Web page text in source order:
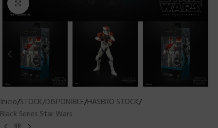
Clic para ampliar
Inicio/STOCK/DISPONIBLE/HASBRO STOCK/
Black Series Star Wars